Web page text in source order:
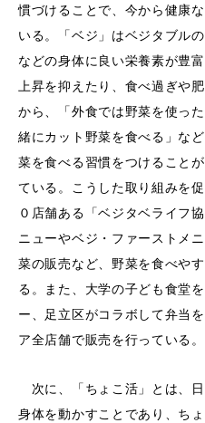
慣づけることで、今から健康
いる。「ベジ」はベジタブル
などの身体に良い栄養素が豊
上昇を抑えたり、食べ過ぎや
から、「外食では野菜を使っ
緒にカット野菜を食べる」な
菜を食べる習慣をつけること
ている。こうした取り組みを
０店舗ある「ベジタベライフ
ニューやベジ・ファーストメ
菜の販売など、野菜を食べや
る。また、大学の子ども食堂
ー、足立区がコラボして弁当
ア全店舗で販売を行っている。
次に、「ちょこ活」とは、
身体を動かすことであり、ち